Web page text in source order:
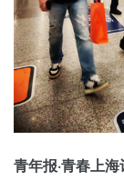
青年报·青春上